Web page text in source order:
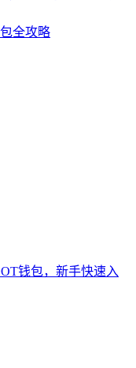
全攻略
钱包，新手快速入